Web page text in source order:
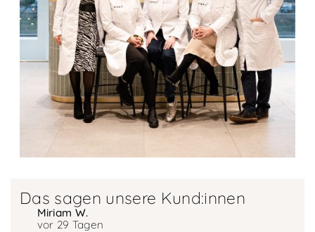
Das sagen unsere Kund:innen
Miriam W.
vor 29 Tagen